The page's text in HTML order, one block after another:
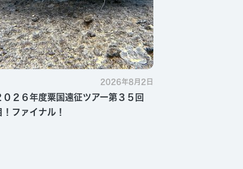
2026年8月2日
０２６年度粟国遠征ツアー第３５回
！ファイナル！